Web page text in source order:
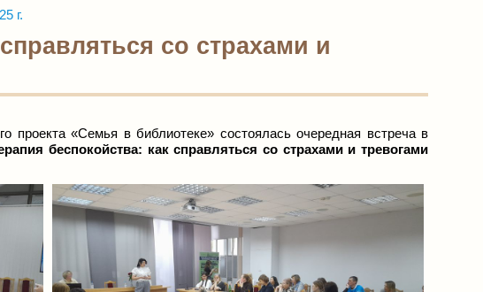
г.
со страхами и
проекта «Семья в библиотеке» состоялась очередная встреча в
беспокойства: как справляться со страхами и тревогами